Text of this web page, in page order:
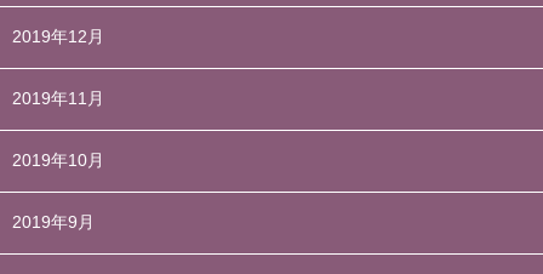
2019年12月
2019年11月
2019年10月
2019年9月